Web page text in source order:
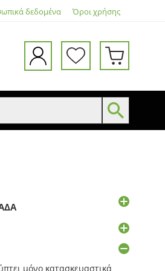
δεδομένα Όροι χρήσης
μόνο κατασκευαστικά